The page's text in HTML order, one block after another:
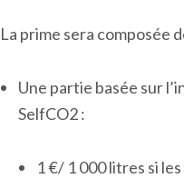
La prime sera composée
Une partie basée sur
SelfCO2:
1 €/ 1 000 litres si